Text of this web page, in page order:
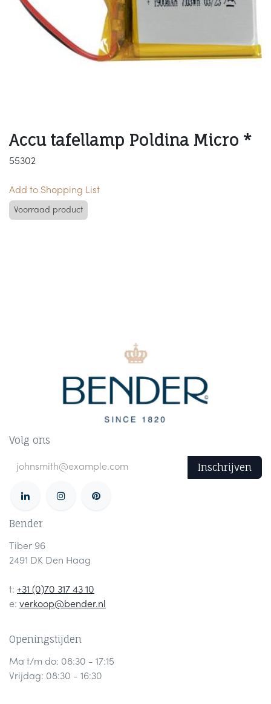
Accu tafellamp Poldina Micro *
55302
Add to Shopping List
Voorraad product
Volg ons
Inschrijven
Bender
Tiber 96
2491 DK Den Haag
t: +31 (0)70 317 43 10
e: verkoop@bender.nl
Openingstijden
Ma t/m do: 08:30 - 17:15
Vrijdag: 08:30 - 16:30